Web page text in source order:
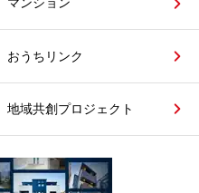
おうちリンク
地域共創プロジェクト